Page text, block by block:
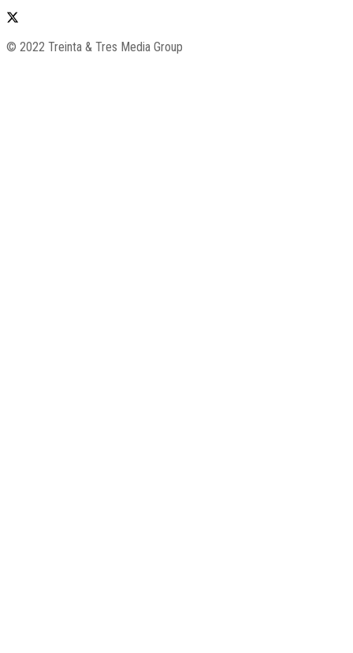
© 2022 Treinta & Tres Media Group